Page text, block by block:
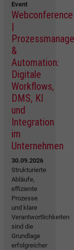
Event
Webconference
|
&
Automation:
Digitale
Workflows,
DMS, KI
und
Integration
im
Unternehmen
30.09.2026
Strukturierte
Abläufe,
effiziente
Prozesse
und klare
Verantwortlichkeiten
sind die
Grundlage
erfolgreicher